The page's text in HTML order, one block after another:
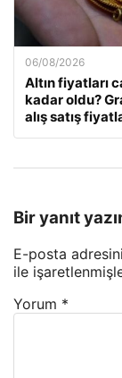
06/08/2026
Altın fiyatları
kadar oldu?
alış satış
Bir yanıt
E-posta
ile
Yorum *